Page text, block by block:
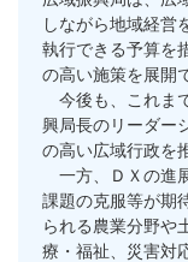
しながら地域経営
執行できる予算を
の高い施策を展開
今後も、これま
興局長のリーダー
の高い広域行政を
一方、ＤＸの進
課題の克服等が期
られる農業分野や
療・福祉、災害対